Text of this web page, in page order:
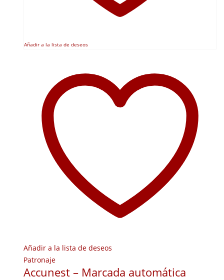
Añadir a la lista de deseos
Añadir a la lista de deseos
Patronaje
Accunest – Marcada automática